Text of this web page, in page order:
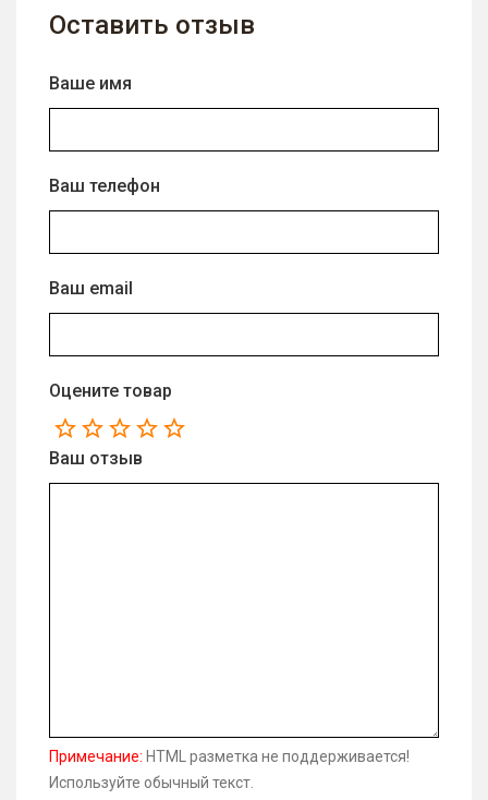
Оставить отзыв
Ваше имя
Ваш телефон
Ваш email
Оцените товар
Ваш отзыв
Примечание: HTML разметка не поддерживается!
Используйте обычный текст.